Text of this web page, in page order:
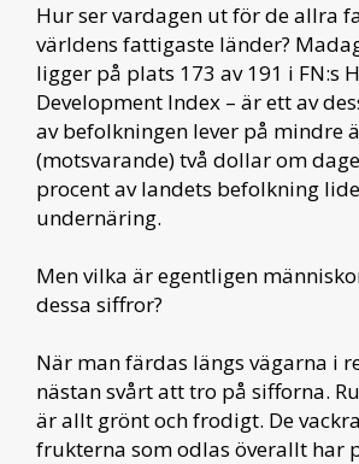
Hur ser vardagen ut för de allra
världens fattigaste länder?
ligger på plats 173 av 191 i FN:s
Development Index – är ett av
av befolkningen lever på mindre
(motsvarande) två dollar om
procent av landets befolkning
undernäring.
Men vilka är egentligen
dessa siffror?
När man färdas längs vägarna i
nästan svårt att tro på sifforna.
är allt grönt och frodigt. De
frukterna som odlas överallt har